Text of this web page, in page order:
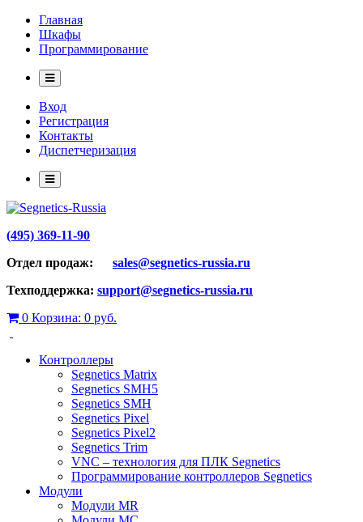
Главная
Шкафы
Программирование
Вход
Регистрация
Контакты
Диспетчеризация
(495) 369-11-90
Отдел продаж: sales@segnetics-russia.ru
Техподдержка: support@segnetics-russia.ru
0 Корзина: 0 руб.
Контроллеры
Segnetics Matrix
Segnetics SMH5
Segnetics SMH
Segnetics Pixel
Segnetics Pixel2
Segnetics Trim
VNC – технология для ПЛК Segnetics
Программирование контроллеров Segnetics
Модули
Модули MR